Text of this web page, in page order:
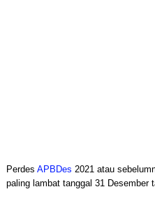
Perdes APBDes 2021 atau
paling lambat tanggal 31 Desember